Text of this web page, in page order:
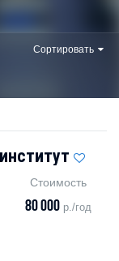
Сортировать
Стоимость
80 000 р./год